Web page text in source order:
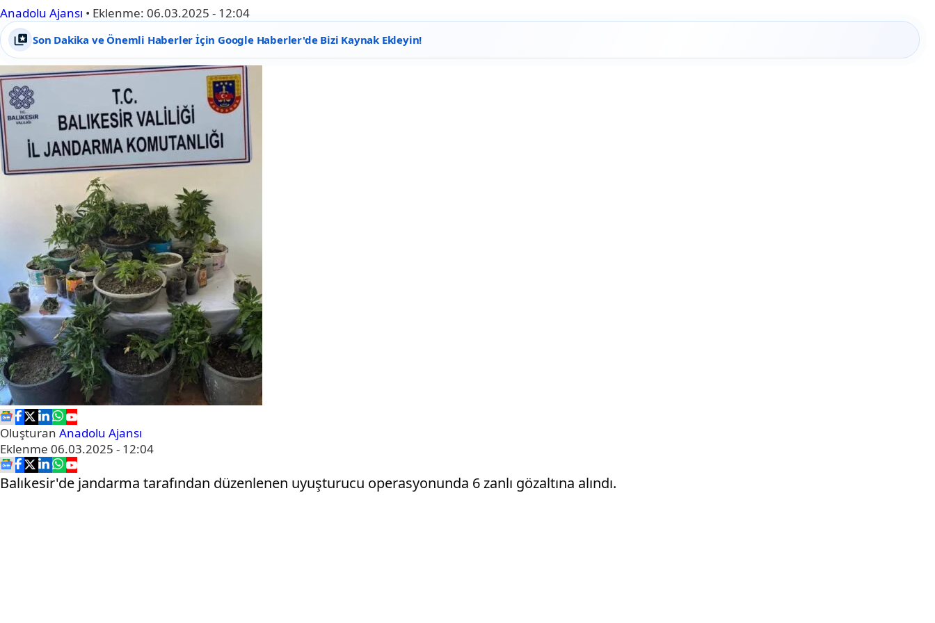
Anadolu Ajansı • Eklenme: 06.03.2025 - 12:04
Son Dakika ve Önemli Haberler İçin Google Haberler'de Bizi Kaynak Ekleyin!
Oluşturan Anadolu Ajansı
Eklenme 06.03.2025 - 12:04
Balıkesir'de jandarma tarafından düzenlenen uyuşturucu operasyonunda 6 zanlı gözaltına alındı.